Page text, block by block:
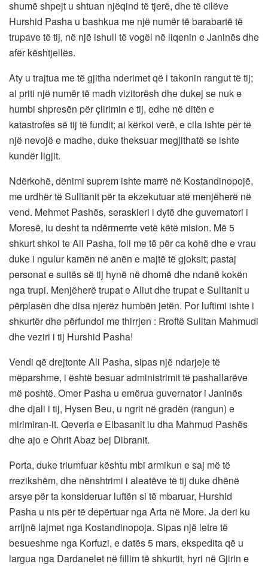
shumë shpejt u shtuan njëqind të tjerë, dhe të cilëve
Hurshid Pasha u bashkua me një numër të barabartë të
trupave të tij, në një ishull të vogël në liqenin e Janinës dhe
afër kështjellës.
Aty u trajtua me të gjitha nderimet që i takonin rangut të tij;
ai priti një numër të madh vizitorësh dhe dukej se nuk e
humbi shpresën për çlirimin e tij, edhe në ditën e
katastrofës së tij të fundit; ai kërkoi verë, e cila ishte për të
një nevojë e madhe, duke theksuar megjithatë se ishte
kundër ligjit.
Ndërkohë, dënimi suprem ishte marrë në Kostandinopojë,
me urdhër të Sulltanit për ta ekzekutuar atë menjëherë në
vend. Mehmet Pashës, seraskieri i dytë dhe guvernatori i
Moresë, iu desht ta ndërmerrte vetë këtë mision. Më 5
shkurt shkoi te Ali Pasha, foli me të për ca kohë dhe e vrau
duke i ngulur kamën në anën e majtë të gjoksit; pastaj
personat e suitës së tij hynë në dhomë dhe ndanë kokën
nga trupi. Menjëherë trupat e Aliut dhe trupat e Sulltanit u
përplasën dhe disa njerëz humbën jetën. Por luftimi ishte i
shkurtër dhe përfundoi me thirrjen : Rroftë Sulltan Mahmudi
dhe veziri i tij Hurshid Pasha!
Vendi që drejtonte Ali Pasha, sipas një ndarjeje të
mëparshme, i është besuar administrimit të pashallarëve
më poshtë. Omer Pasha u emërua guvernator i Janinës
dhe djali i tij, Hysen Beu, u ngrit në gradën (rangun) e
mirimiran-it. Qeveria e Elbasanit iu dha Mahmud Pashës
dhe ajo e Ohrit Abaz bej Dibranit.
Porta, duke triumfuar kështu mbi armikun e saj më të
rrezikshëm, dhe nënshtrimi i aleatëve të tij duke dhënë
arsye për ta konsideruar luftën si të mbaruar, Hurshid
Pasha u nis për të depërtuar nga Arta në More. Ja deri ku
arrijnë lajmet nga Kostandinopoja. Sipas një letre të
besueshme nga Korfuzi, e datës 5 mars, ekspedita që u
largua nga Dardanelet në fillim të shkurtit, hyri në Gjirin e